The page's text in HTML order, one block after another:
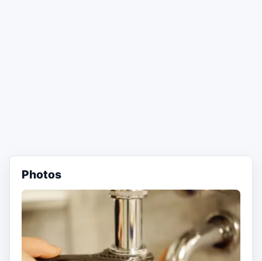
Photos